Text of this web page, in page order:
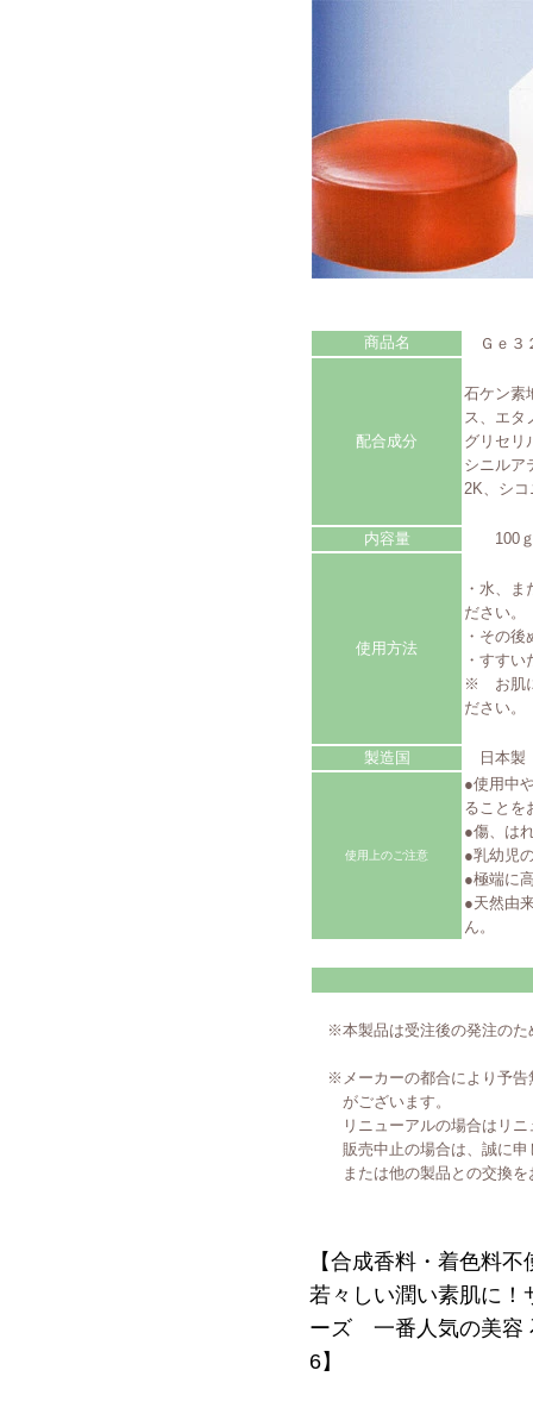
商品名 Ｇｅ３
配合成分
石ケン素
ス、エタ
グリセリ
シニルア
2K、シ
内容量 100ｇ
使用方法
・水、
ださい。
・その
・すす
※ お肌に
ださい。
製造国 日本製
使用上のご注意
●使用中
ることを
●傷、は
●乳幼児
●極端に
●天然由
ん。
※本製品は受注後の発注のた
※メーカーの都合により予告
がございます。
リニューアルの場合はリニ
販売中止の場合は、誠に申
または他の製品との交換
【合成香料・着色料
若々しい潤い素肌に
ーズ 一番人気の美容
6】